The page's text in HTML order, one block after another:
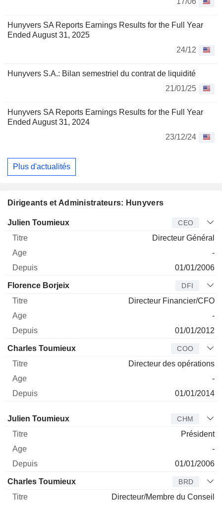
Hunyvers SA Reports Earnings Results for the Full Year
Ended August 31, 2025
24/12
Hunyvers S.A.: Bilan semestriel du contrat de liquidité
21/01/25
Hunyvers SA Reports Earnings Results for the Full Year
Ended August 31, 2024
23/12/24
Plus d'actualités
Dirigeants et Administrateurs: Hunyvers
Dirigeant Titre Age
Julien Toumieux CEO
Directeur Général
-
01/01/2006
Florence Borjeix DFI
Directeur Financier/CFO
-
01/01/2012
Charles Toumieux COO
Directeur des opérations
-
01/01/2014
Administrateur Titre
Julien Toumieux CHM
Président
-
01/01/2006
Charles Toumieux BRD
Directeur/Membre du Conseil